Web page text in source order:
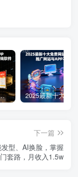
真实可靠可以微信提现的赚钱软件）
下一篇
型、AI换脸，掌握
套路，月收入1.5w